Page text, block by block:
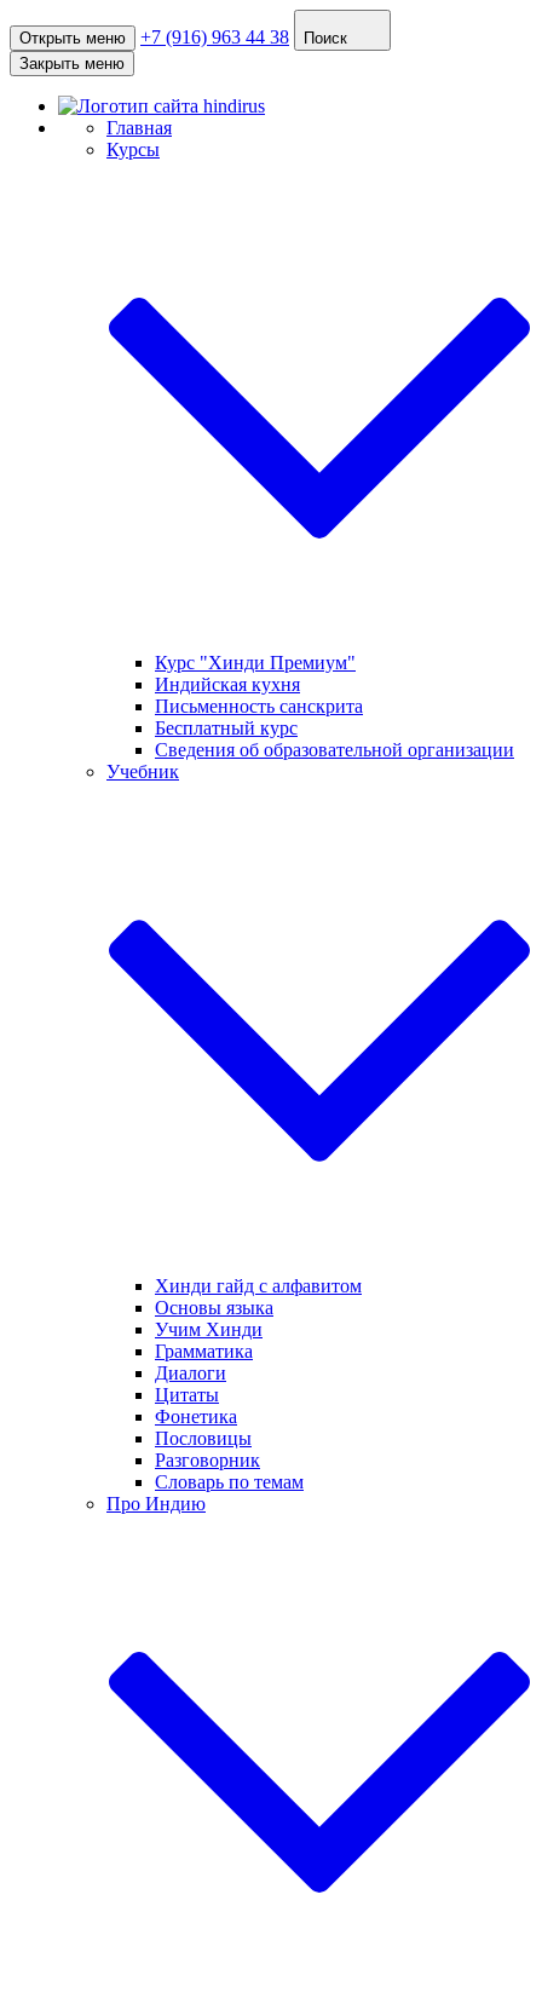
Открыть меню +7 (916) 963 44 38
Поиск
Закрыть меню
Главная
Курсы
Курс "Хинди Премиум"
Индийская кухня
Письменность санскрита
Бесплатный курс
Сведения об образовательной организации
Учебник
Хинди гайд с алфавитом
Основы языка
Учим Хинди
Грамматика
Диалоги
Цитаты
Фонетика
Пословицы
Разговорник
Словарь по темам
Про Индию